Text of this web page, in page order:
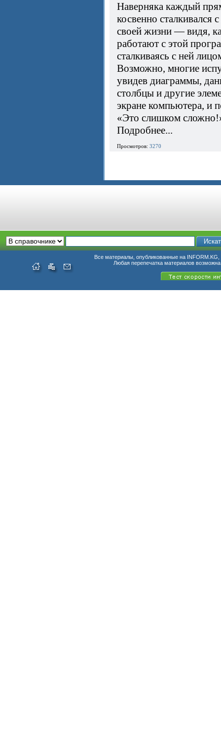
Наверняка каждый
косвенно сталкивался
своей жизни — видя,
работают с этой
сталкиваясь с ней
Возможно, многие
увидев диаграммы,
столбцы и другие
экране компьютера, и
«Это слишком
Подробнее...
Просмотров: 3270
Все материалы, опубликованные на INFORM.KG,
Любая перепечатка материалов